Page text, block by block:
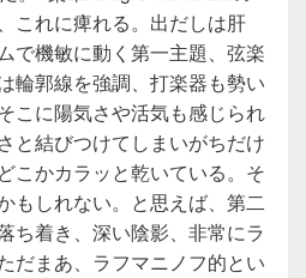
これに痺れる。出だしは肝
で機敏に動く第一主題、弦楽
輪郭線を強調、打楽器も勢い
こに陽気さや活気も感じられ
と結びつけてしまいがちだけ
こかカラッと乾いている。そ
もしれない。と思えば、第二
ち着き、深い陰影、非常にラ
だまあ、ラフマニノフ的とい